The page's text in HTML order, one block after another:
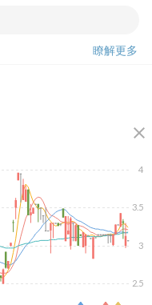
瞭解更多
close
2.5
3
3.5
4